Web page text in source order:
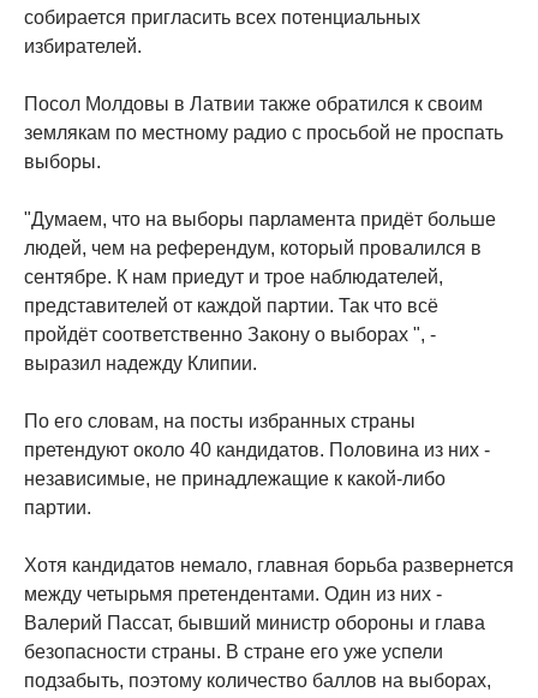
собирается пригласить всех потенциальных
избирателей.
Посол Молдовы в Латвии также обратился к своим
землякам по местному радио с просьбой не проспать
выборы.
"Думаем, что на выборы парламента придёт больше
людей, чем на референдум, который провалился в
сентябре. К нам приедут и трое наблюдателей,
представителей от каждой партии. Так что всё
пройдёт соответственно Закону о выборах ", -
выразил надежду Клипии.
По его словам, на посты избранных страны
претендуют около 40 кандидатов. Половина из них -
независимые, не принадлежащие к какой-либо
партии.
Хотя кандидатов немало, главная борьба развернется
между четырьмя претендентами. Один из них -
Валерий Пассат, бывший министр обороны и глава
безопасности страны. В стране его уже успели
подзабыть, поэтому количество баллов на выборах,